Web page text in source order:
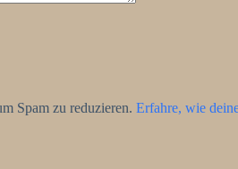
Spam zu reduzieren. Erfahre, wie